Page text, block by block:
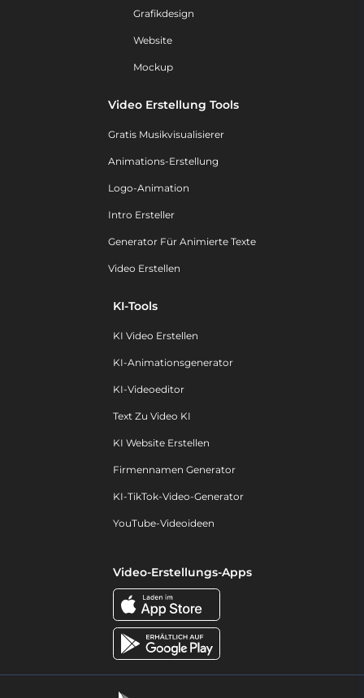
Grafikdesign
Website
Mockup
Video Erstellung Tools
Gratis Musikvisualisierer
Animations-Erstellung
Logo-Animation
Intro Ersteller
Generator Für Animierte Texte
Video Erstellen
KI-Tools
KI Video Erstellen
KI-Animationsgenerator
KI-Videoeditor
Text Zu Video KI
KI Website Erstellen
Firmennamen Generator
KI-TikTok-Video-Generator
YouTube-Videoideen
Video-Erstellungs-Apps